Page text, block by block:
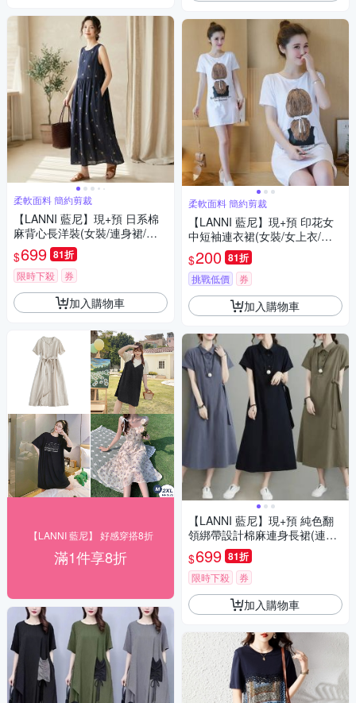
柔軟面料 簡約剪裁
【LANNI 藍尼】現+預 日系棉
麻背心長洋裝(女裝/連身裙/連
衣裙/休閒/百搭)
$699 81折
限時下殺 券
加入購物車
【LANNI 藍尼】 好感穿搭8折
滿1件享8折
柔軟面料 簡約剪裁
【LANNI 藍尼】現+預 印花女
中短袖連衣裙(女裝/女上衣/長
版上衣/休閒/百搭/T恤/M-3XL)
$200 81折
挑戰低價 券
加入購物車
【LANNI 藍尼】現+預 純色翻
領綁帶設計棉麻連身長裙(連身
裙/連衣裙/百搭/舒適/短袖上衣)
$699 81折
限時下殺 券
加入購物車